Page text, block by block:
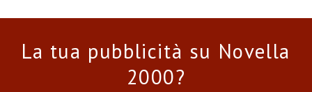
La tua pubblicità su Novella
2000?